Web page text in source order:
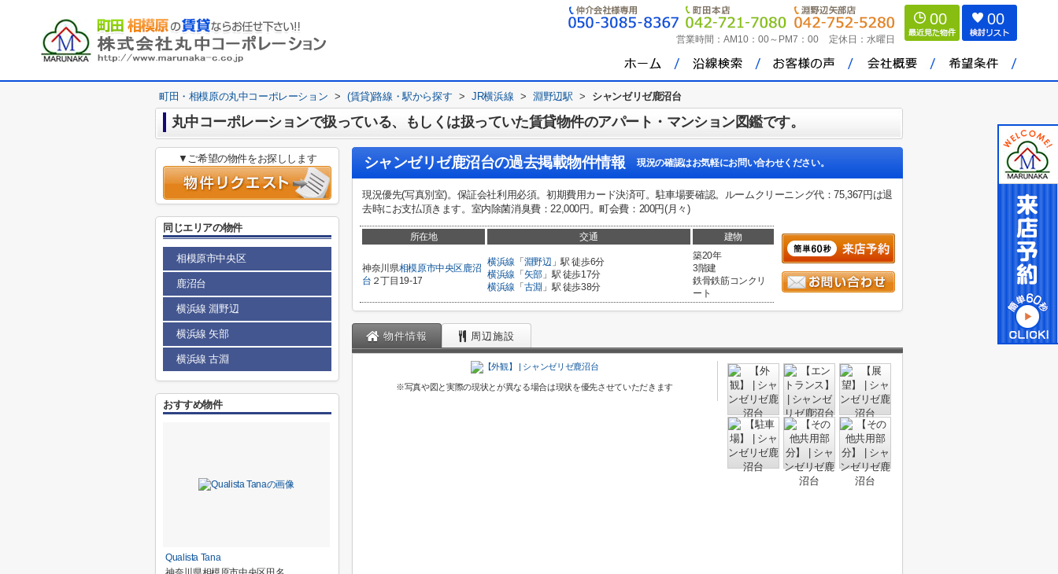
営業時間： AM10：00～PM7：00 定休日： 水曜日
00 00
町田・相模原の丸中コーポレーション > (賃貸)路線・駅から探す > JR横浜線 > 淵野辺駅 > シャンゼリゼ鹿沼台
丸中コーポレーションで扱っている、もしくは扱っていた賃貸物件のアパート・マンション図鑑です。
シャンゼリゼ鹿沼台の過去掲載物件情報 現況の確認はお気軽にお問い合わせください。
現況優先(写真別室)。保証会社利用必須。初期費用カード決済可。駐車場要確認。ルームクリーニング代：75,367円は退
去時にお支払頂きます。室内除菌消臭費：22,000円。町会費：200円(月々)
所在地 交通 建物
神奈川県相模原市中央区鹿沼
台 ２丁目19-17
横浜線 「 淵野辺 」駅 徒歩6分
横浜線 「 矢部」駅 徒歩17分
横浜線 「 古淵 」駅 徒歩38分
築20年
3階建
鉄骨鉄筋コンクリ
ート
物件情報 周辺施設
※写真や図と実際の現状とが異なる場合は現状を優先させていただきます
▼ご希望の物件をお探しします
同じエリアの物件
相模原市中央区
鹿沼台
横浜線 淵野辺
横浜線 矢部
横浜線 古淵
おすすめ物件
Qualista Tana